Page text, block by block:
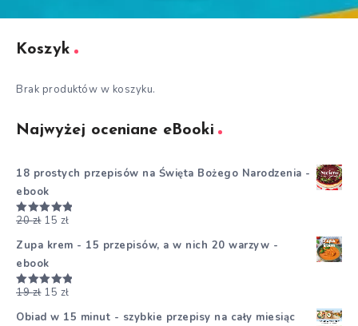
Koszyk
Brak produktów w koszyku.
Najwyżej oceniane eBooki
18 prostych przepisów na Święta Bożego Narodzenia -
ebook
Oceniono
20zł 15 zł
Zupa krem - 15 przepisów, a w nich 20 warzyw -
ebook
Oceniono
19zł 15 zł
Obiad w 15 minut - szybkie przepisy na cały miesiąc